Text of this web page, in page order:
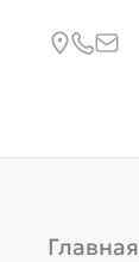
Главная